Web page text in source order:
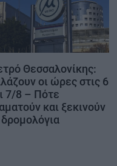
Θεσσαλονίκης:
οι ώρες στις 6
7/8 – Πότε
και ξεκινούν